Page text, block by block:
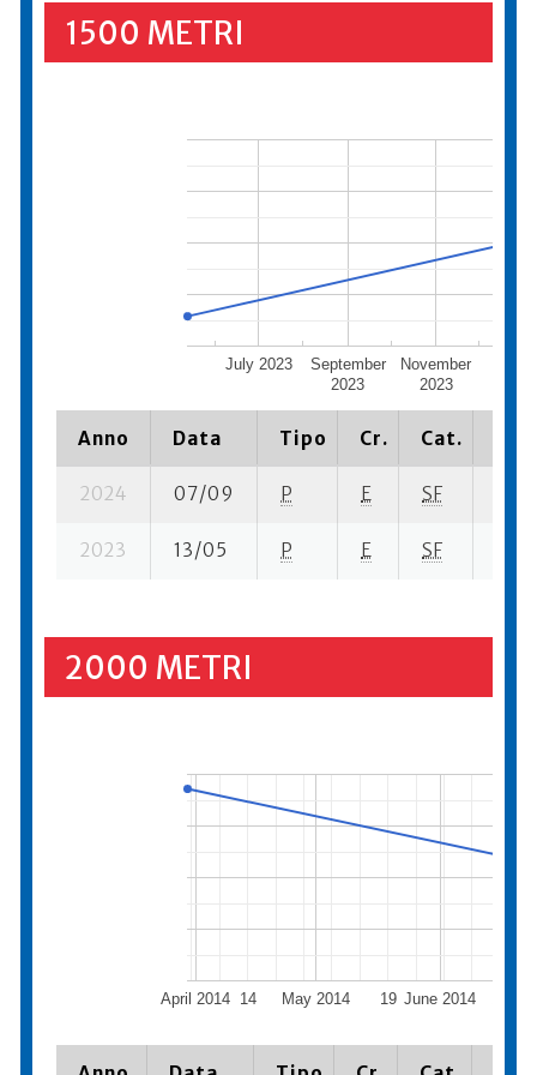
1500 METRI
July 2023
September
2023
November
2023
Anno Data Tipo Cr. Cat.
2024 07/09 P E SF
2023 13/05 P E SF
2000 METRI
April 2014 May 2014 June 2014
14 19